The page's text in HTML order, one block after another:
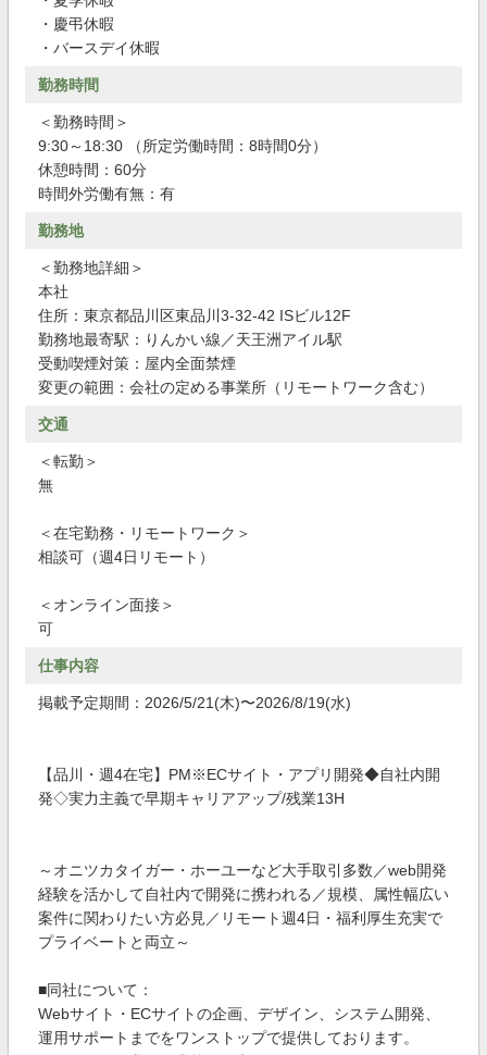
・慶弔休暇
・バースデイ休暇
勤務時間
＜勤務時間＞
9:30～18:30 （所定労働時間：8時間0分）
休憩時間：60分
時間外労働有無：有
勤務地
＜勤務地詳細＞
本社
住所：東京都品川区東品川3-32-42 ISビル12F
勤務地最寄駅：りんかい線／天王洲アイル駅
受動喫煙対策：屋内全面禁煙
変更の範囲：会社の定める事業所（リモートワーク含む）
交通
＜転勤＞
無
＜在宅勤務・リモートワーク＞
相談可（週4日リモート）
＜オンライン面接＞
可
仕事内容
掲載予定期間：2026/5/21(木)〜2026/8/19(水)
【品川・週4在宅】PM※ECサイト・アプリ開発◆自社内開
発◇実力主義で早期キャリアアップ/残業13H
～オニツカタイガー・ホーユーなど大手取引多数／web開発
経験を活かして自社内で開発に携われる／規模、属性幅広い
案件に関わりたい方必見／リモート週4日・福利厚生充実で
プライベートと両立～
■同社について：
Webサイト・ECサイトの企画、デザイン、システム開発、
運用サポートまでをワンストップで提供しております。